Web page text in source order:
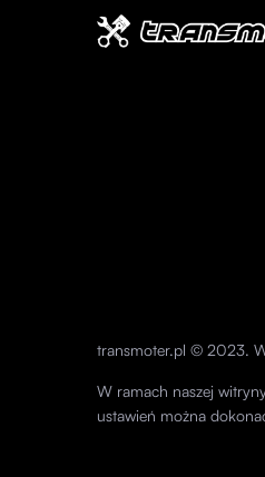
transmoter.pl © 2023.
W ramach naszej
ustawień można